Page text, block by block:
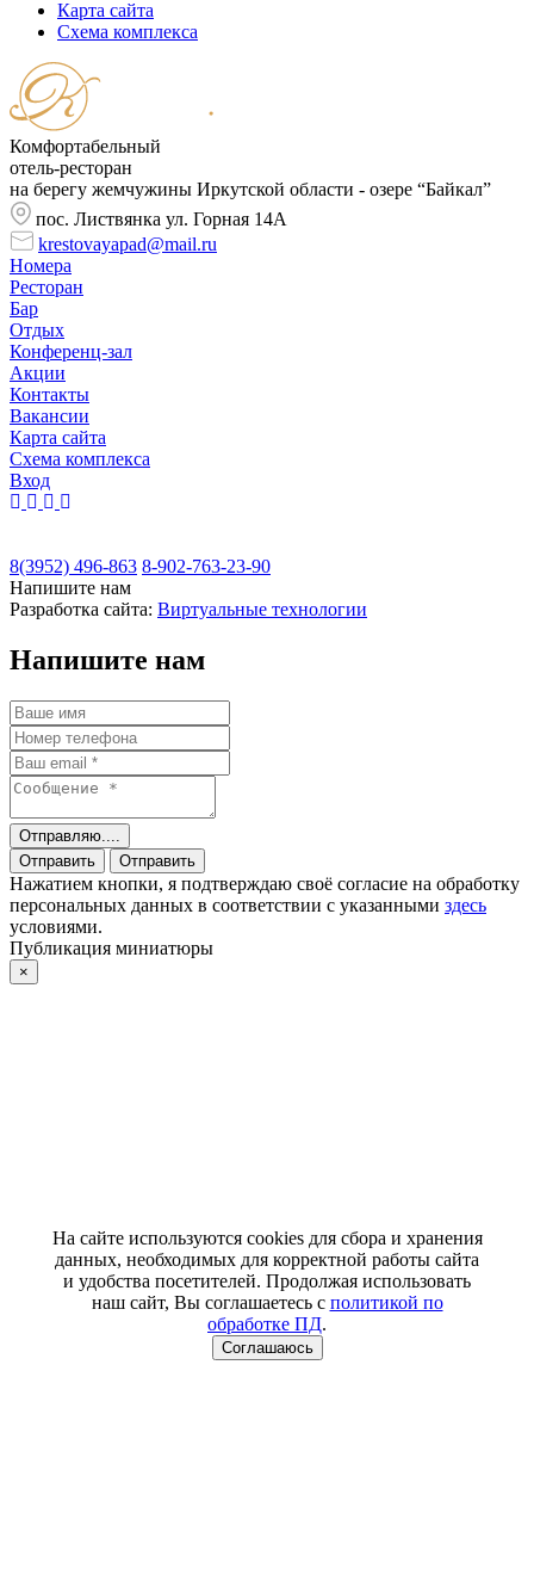
Карта сайта
Cхема комплекса
Комфортабельный
отель-ресторан
на берегу жемчужины Иркутской области - озере “Байкал”
пос. Листвянка ул. Горная 14А
krestovayapad@mail.ru
Номера
Ресторан
Бар
Отдых
Конференц-зал
Акции
Контакты
Вакансии
Карта сайта
Cхема комплекса
Вход
8(3952) 496-863 8-902-763-23-90
Напишите нам
Разработка сайта: Виртуальные технологии
Напишите нам
Отправляю....
Отправить
Отправить
Нажатием кнопки, я подтверждаю своё согласие на обработку
персональных данных в соответствии с указанными здесь
условиями.
Публикация миниатюры
×
На сайте используются cookies для сбора и хранения
данных, необходимых для корректной работы сайта
и удобства посетителей. Продолжая использовать
наш сайт, Вы соглашаетесь с политикой по
обработке ПД.
Соглашаюсь